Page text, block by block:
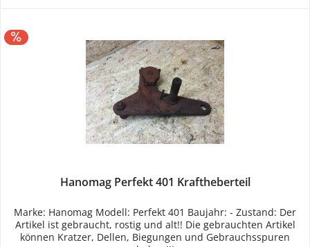
Hanomag Perfekt 401 Kraftheberteil
Marke: Hanomag Modell: Perfekt 401 Baujahr: - Zustand: Der
Artikel ist gebraucht, rostig und alt!! Die gebrauchten Artikel
können Kratzer, Dellen, Biegungen und Gebrauchsspuren